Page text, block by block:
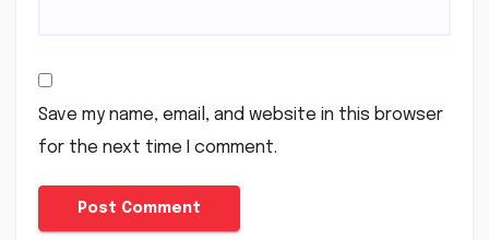
Save my name, email, and website in this browser
for the next time I comment.